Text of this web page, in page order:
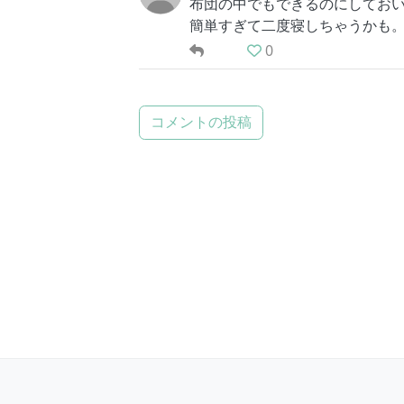
簡単すぎて二度寝しちゃうかも。
0
コメントの投稿